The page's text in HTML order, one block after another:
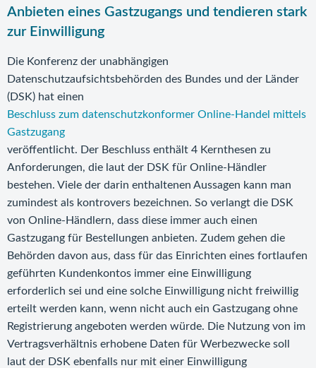
Anbieten eines Gastzugangs und tendieren stark
zur Einwilligung
Die Konferenz der unabhängigen
Datenschutzaufsichtsbehörden des Bundes und der Länder
(DSK) hat einen
Beschluss zum datenschutzkonformer Online-Handel mittels
Gastzugang
veröffentlicht. Der Beschluss enthält 4 Kernthesen zu
Anforderungen, die laut der DSK für Online-Händler
bestehen. Viele der darin enthaltenen Aussagen kann man
zumindest als kontrovers bezeichnen. So verlangt die DSK
von Online-Händlern, dass diese immer auch einen
Gastzugang für Bestellungen anbieten. Zudem gehen die
Behörden davon aus, dass für das Einrichten eines fortlaufen
geführten Kundenkontos immer eine Einwilligung
erforderlich sei und eine solche Einwilligung nicht freiwillig
erteilt werden kann, wenn nicht auch ein Gastzugang ohne
Registrierung angeboten werden würde. Die Nutzung von im
Vertragsverhältnis erhobene Daten für Werbezwecke soll
laut der DSK ebenfalls nur mit einer Einwilligung